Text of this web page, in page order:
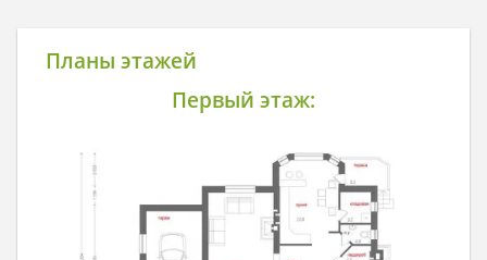
Планы этажей
Первый этаж: